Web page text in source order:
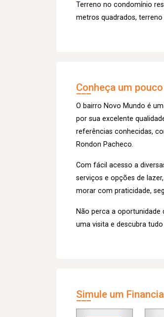
Terreno no condomínio
metros quadrados, terreno
Conheça um
O bairro Novo Mundo é
por sua excelente
referências conhecidas,
Rondon Pacheco.
Com fácil acesso a
serviços e opções de
morar com praticidade,
Não perca a
uma visita e descubra
Simule um